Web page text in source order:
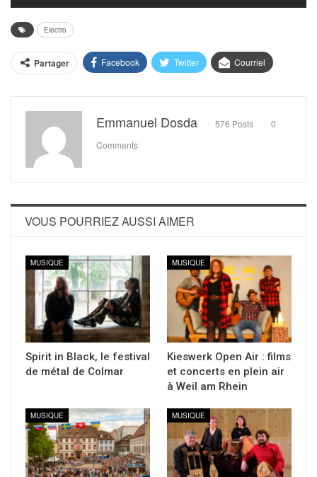
Electro
Partager Facebook Twitter Courriel
Emmanuel Dosda 576 Posts
0
Comments
VOUS POURRIEZ AUSSI AIMER
MUSIQUE
Spirit in Black, le festival
de métal de Colmar
MUSIQUE
Kieswerk Open Air : films
et concerts en plein air
à Weil am Rhein
MUSIQUE MUSIQUE